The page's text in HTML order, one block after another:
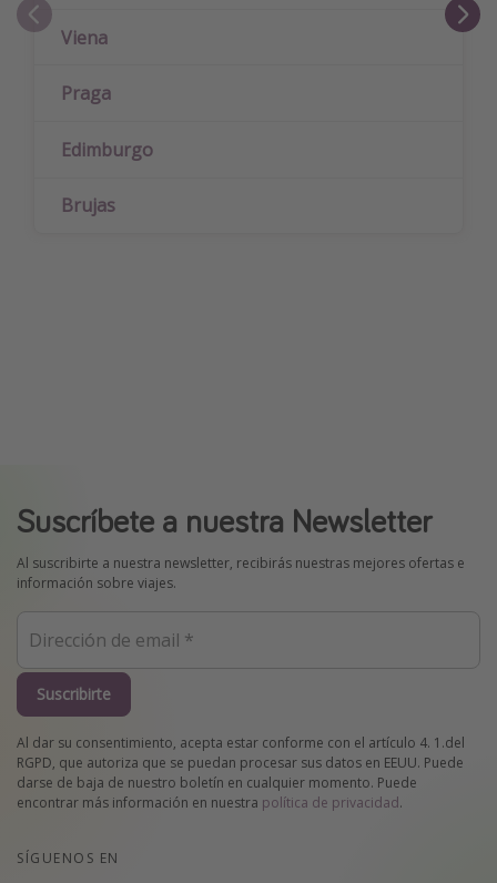
Viena
Praga
Edimburgo
Brujas
Suscríbete a nuestra Newsletter
Al suscribirte a nuestra newsletter, recibirás nuestras mejores ofertas e
información sobre viajes.
Suscribirte
Al dar su consentimiento, acepta estar conforme con el artículo 4. 1.del
RGPD, que autoriza que se puedan procesar sus datos en EEUU. Puede
darse de baja de nuestro boletín en cualquier momento. Puede
encontrar más información en nuestra política de privacidad.
SÍGUENOS EN